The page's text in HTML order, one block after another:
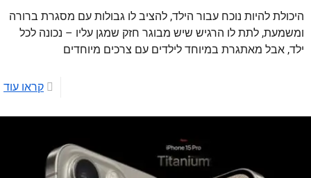
היכולת להיות נוכח עבור הילד, להציב לו גבולות עם מסגרת ברורה
ומשמעת, לתת לו הרגיש שיש מבוגר חזק שמגן עליו – נכונה לכל
ילד, אבל מאתגרת במיוחד לילדים עם צרכים מיוחדים
קראו עוד